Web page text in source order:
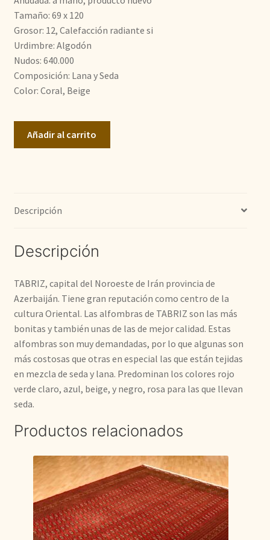
800,00€.
Tamaño: 69 x 120
Grosor: 12, Calefacción radiante si
Urdimbre: Algodón
Nudos: 640.000
Composición: Lana y Seda
Color: Coral, Beige
Añadir al carrito
Descripción
Descripción
TABRIZ, capital del Noroeste de Irán provincia de
Azerbaiján. Tiene gran reputación como centro de la
cultura Oriental. Las alfombras de TABRIZ son las más
bonitas y también unas de las de mejor calidad. Estas
alfombras son muy demandadas, por lo que algunas son
más costosas que otras en especial las que están tejidas
en mezcla de seda y lana. Predominan los colores rojo
verde claro, azul, beige, y negro, rosa para las que llevan
seda.
Productos relacionados